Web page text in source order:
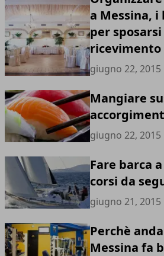
a Messina,
per
ricevimento
giugno 22, 2015
Mangiare
giugno 22, 2015
Fare barca
corsi da
giugno 21, 2015
Perchè
Messina fa